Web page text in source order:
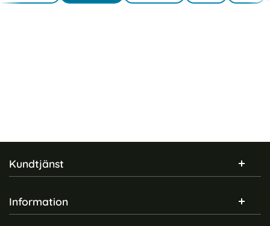
produkter
Sidfot Blandad info och länkar
Kundtjänst
Information